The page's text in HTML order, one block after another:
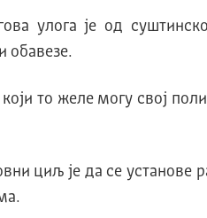
улога је од
обавезе.
то желе могу свој
циљ је да се установе